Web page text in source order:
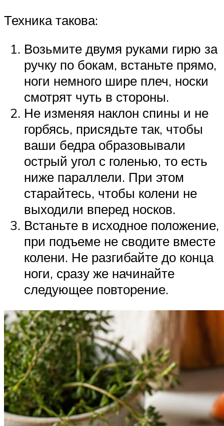
Техника такова:
Возьмите двумя руками гирю за
ручку по бокам, встаньте прямо,
ноги немного шире плеч, носки
смотрят чуть в стороны.
Не изменяя наклон спины и не
горбясь, присядьте так, чтобы
ваши бедра образовывали
острый угол с голенью, то есть
ниже параллели. При этом
старайтесь, чтобы колени не
выходили вперед носков.
Встаньте в исходное положение,
при подъеме не сводите вместе
колени. Не разгибайте до конца
ноги, сразу же начинайте
следующее повторение.